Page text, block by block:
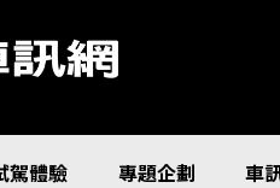
駕體驗 專題企劃 車